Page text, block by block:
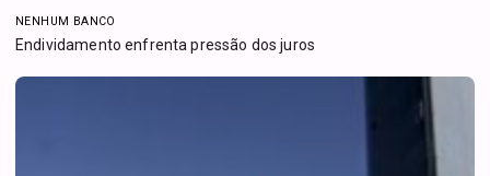
NENHUM BANCO
Endividamento enfrenta pressão dos juros